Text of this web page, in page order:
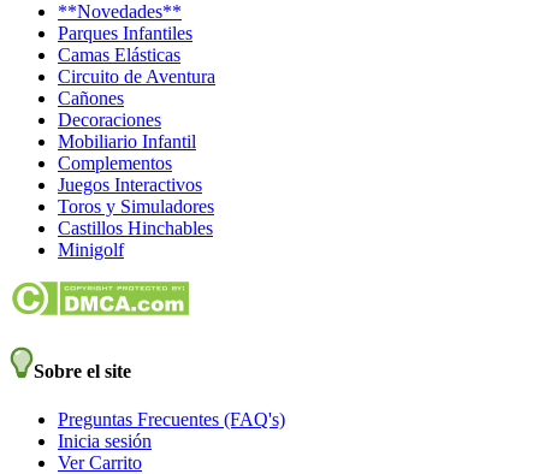
**Novedades**
Parques Infantiles
Camas Elásticas
Circuito de Aventura
Cañones
Decoraciones
Mobiliario Infantil
Complementos
Juegos Interactivos
Toros y Simuladores
Castillos Hinchables
Minigolf
Sobre el site
Preguntas Frecuentes (FAQ's)
Inicia sesión
Ver Carrito